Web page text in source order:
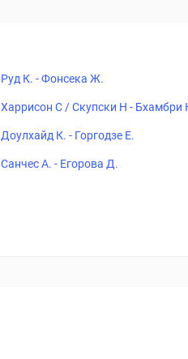
Руд К. - Фонсека Ж.
Харрисон С / Скупски Н -
Доулхайд К. - Горгодзе Е.
Санчес А. - Егорова Д.